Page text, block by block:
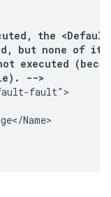
the
but none of
executed
-->
fault">
Name>